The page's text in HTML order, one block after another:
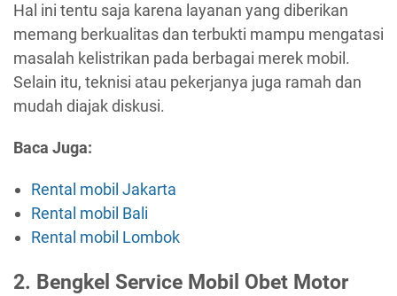
Hal ini tentu saja karena layanan yang diberikan
memang berkualitas dan terbukti mampu mengatasi
masalah kelistrikan pada berbagai merek mobil.
Selain itu, teknisi atau pekerjanya juga ramah dan
mudah diajak diskusi.
Baca Juga:
Rental mobil Jakarta
Rental mobil Bali
Rental mobil Lombok
2. Bengkel Service Mobil Obet Motor